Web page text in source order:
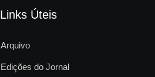
Links Úteis
Arquivo
Edições do Jornal